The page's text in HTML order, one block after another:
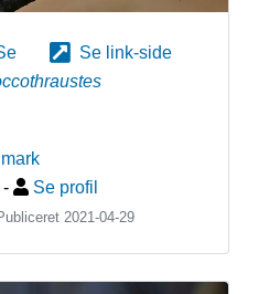
Se link-side
- Se profil
2021-04-29